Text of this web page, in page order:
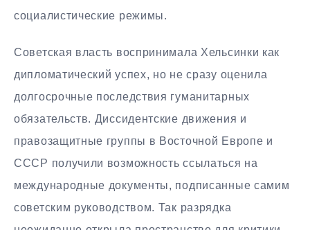
социалистические режимы.
Советская власть воспринимала Хельсинки как
дипломатический успех, но не сразу оценила
долгосрочные последствия гуманитарных
обязательств. Диссидентские движения и
правозащитные группы в Восточной Европе и
СССР получили возможность ссылаться на
международные документы, подписанные самим
советским руководством. Так разрядка